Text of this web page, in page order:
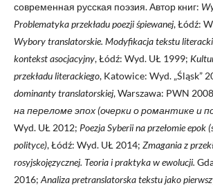
современная русская поэзия. Автор книг:
Problematyka przekładu poezji śpiewanej, Łódź:
Wybory translatorskie. Modyfikacja tekstu
kontekst asocjacyjny, Łódź: Wyd. UŁ 1999;
przekładu literackiego, Katowice: Wyd. „Śląsk”
dominanty translatorskiej, Warszawa: PWN
на переломе эпох (очерки о романтике и
Wyd. UŁ 2012; Poezja Syberii na przełomie epok
polityce), Łódź: Wyd. UŁ 2014; Zmagania z
rosyjskojęzycznej. Teoria i praktyka w ewolucji.
2016; Analiza pretranslatorska tekstu jako